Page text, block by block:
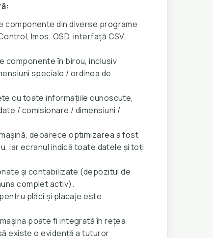
componente din diverse programe
Imos, OSD, interfață CSV,
componente în birou, inclusiv
speciale / ordinea de
cu toate informațiile cunoscute,
/ comisionare / dimensiuni /
deoarece optimizarea a fost
iar ecranul indică toate datele și toți
și contabilizate (depozitul de
complet activ).
plăci și placaje este
poate fi integrată în rețea
existe o evidență a tuturor